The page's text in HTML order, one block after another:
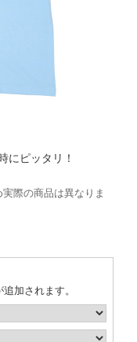
にピッタリ！
際の商品は異なりま
加されます。